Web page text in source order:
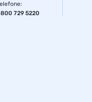
:
729 5220